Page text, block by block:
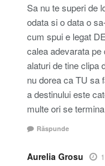
Sa nu te superi de
odata si o data o
cum spui e legat
calea adevarata
alaturi de tine clipa
nu dorea ca TU sa
a destinului este
multe ori se
Răspunde
Aurelia Grosu